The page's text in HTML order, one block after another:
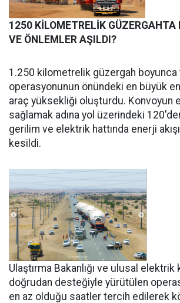
1250 KİLOMETRELİK GÜZERGAHTA
VE ÖNLEMLER AŞILDI?
1.250 kilometrelik güzergah boyunca
operasyonunun önündeki en büyük
araç yüksekliği oluşturdu. Konvoyun
sağlamak adına yol üzerindeki
gerilim ve elektrik hattında enerji
kesildi.
Ulaştırma Bakanlığı ve ulusal elektrik
doğrudan desteğiyle yürütülen
en az olduğu saatler tercih edilerek